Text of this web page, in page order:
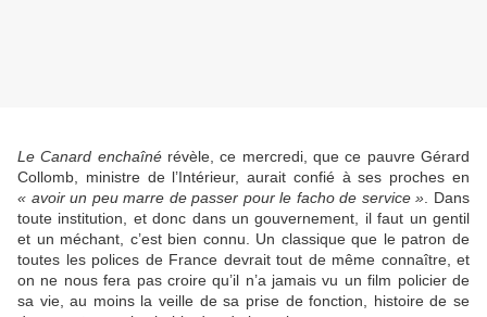
Le Canard enchaînérévèle, ce mercredi, que ce pauvre Gérard
Collomb, ministre de l’Intérieur, aurait confié à ses proches en
« avoir un peu marre de passer pour le facho de service » . Dans
toute institution, et donc dans un gouvernement, il faut un gentil
et un méchant, c’est bien connu. Un classique que le patron de
toutes les polices de France devrait tout de même connaître, et
on ne nous fera pas croire qu’il n’a jamais vu un film policier de
sa vie, au moins la veille de sa prise de fonction, histoire de se